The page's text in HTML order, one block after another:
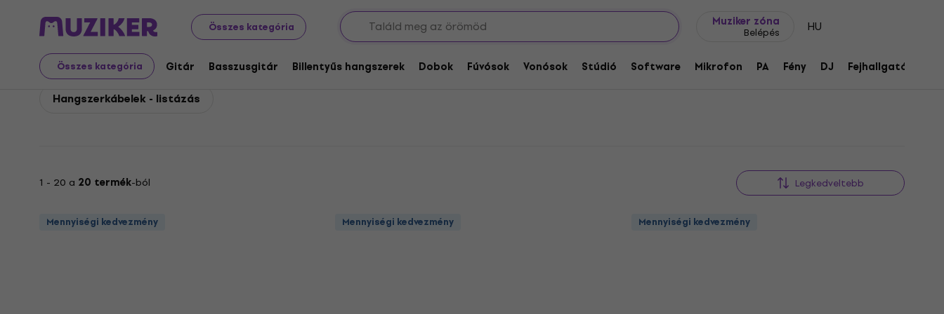
Összes kategória
Muziker zóna
Belépés HU
Összes kategória Gitár Basszusgitár Billentyűs hangszerek Dobok Fúvósok Vonósok Stúdió Software Mikrofon PA Fény DJ Fejhallgató
Gator Cableworks Tartozékok Kábelek, konnektorok és átalakítók
Gator Cableworks Hangszerkábelek
Hangszerkábelek - listázás
1 - 20 a 20 termék-ból Legkedveltebb
Mennyiségi kedvezmény Mennyiségi kedvezmény Mennyiségi kedvezmény